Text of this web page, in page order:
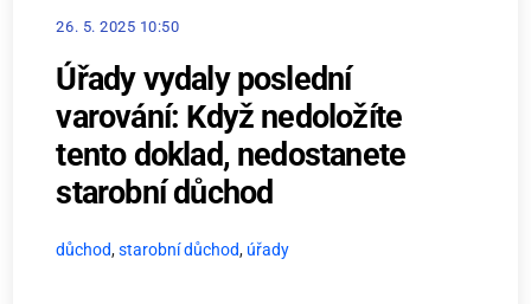
26. 5. 2025 10:50
Úřady vydaly poslední
varování: Když nedoložíte
tento doklad, nedostanete
starobní důchod
důchod,starobní důchod, úřady